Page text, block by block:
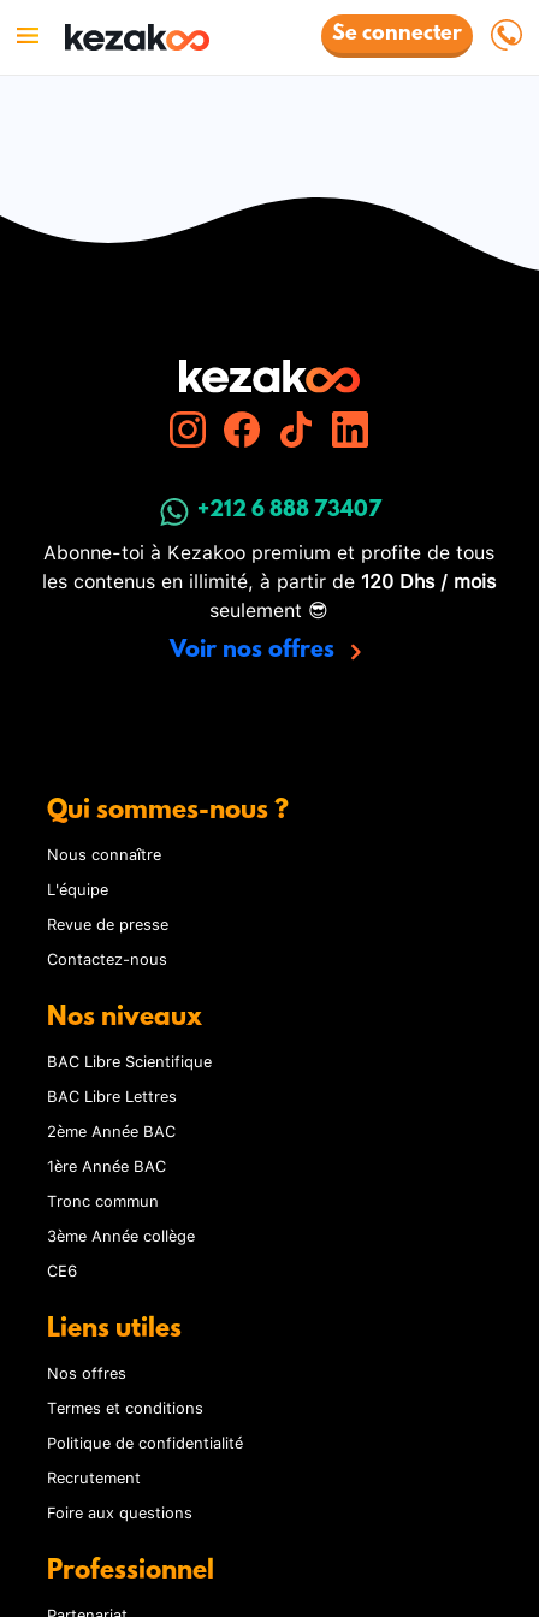
Se connecter
+212 6 888 73407
Abonne-toi à Kezakoo premium et profite de tous
les contenus en illimité, à partir de 120 Dhs / mois
seulement 😎
Voir nos offres
Qui sommes-nous ?
Nous connaître
L'équipe
Revue de presse
Contactez-nous
Nos niveaux
BAC Libre Scientifique
BAC Libre Lettres
2ème Année BAC
1ère Année BAC
Tronc commun
3ème Année collège
CE6
Liens utiles
Nos offres
Termes et conditions
Politique de confidentialité
Recrutement
Foire aux questions
Professionnel